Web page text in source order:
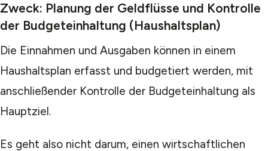
Zweck: Planung der Geldflüsse und Kontrolle
der Budgeteinhaltung (Haushaltsplan)
Die Einnahmen und Ausgaben können in einem
Haushaltsplan erfasst und budgetiert werden, mit
anschließender Kontrolle der Budgeteinhaltung als
Hauptziel.
Es geht also nicht darum, einen wirtschaftlichen